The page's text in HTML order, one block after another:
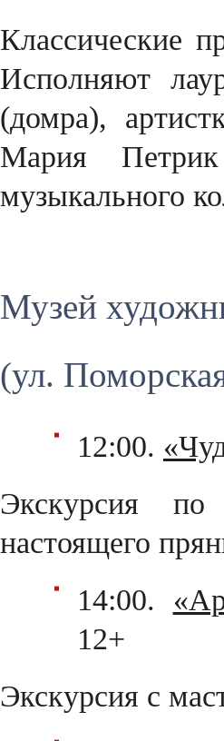
Классические
Исполняют
(домра),
Мария Петрик
музыкального
Музей
(ул.
12:00.
Экскурсия
настоящего
14:00.
12+
Экскурсия с